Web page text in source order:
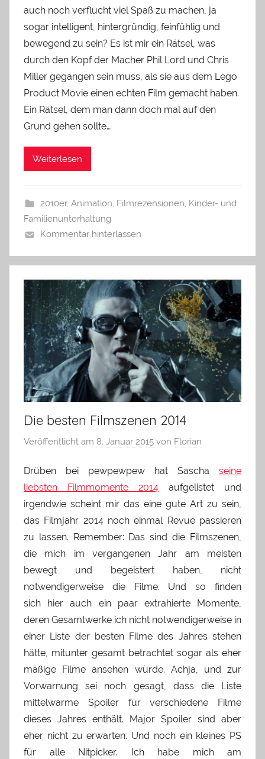
auch noch verflucht viel Spaß zu machen, ja
sogar intelligent, hintergründig, feinfühlig und
bewegend zu sein? Es ist mir ein Rätsel, was
durch den Kopf der Macher Phil Lord und Chris
Miller gegangen sein muss, als sie aus dem Lego
Product Movie einen echten Film gemacht haben.
Ein Rätsel, dem man dann doch mal auf den
Grund gehen sollte…
Weiterlesen
2010er, Animation, Filmrezensionen, Kinder- und
Familienunterhaltung
Kommentar hinterlassen
Die besten Filmszenen 2014
Veröffentlicht am 8. Januar 2015 von Florian
Drüben bei pewpewpew hat Sascha seine
liebsten Filmmomente 2014 aufgelistet und
irgendwie scheint mir das eine gute Art zu sein,
das Filmjahr 2014 noch einmal Revue passieren
zu lassen. Remember: Das sind die Filmszenen,
die mich im vergangenen Jahr am meisten
bewegt und begeistert haben, nicht
notwendigerweise die Filme. Und so finden
sich hier auch ein paar extrahierte Momente,
deren Gesamtwerke ich nicht notwendigerweise in
einer Liste der besten Filme des Jahres stehen
hätte, mitunter gesamt betrachtet sogar als eher
mäßige Filme ansehen würde. Achja, und zur
Vorwarnung sei noch gesagt, dass die Liste
mittelwarme Spoiler für verschiedene Filme
dieses Jahres enthält. Major Spoiler sind aber
eher nicht zu erwarten. Und noch ein kleines PS
für alle Nitpicker. Ich habe mich am